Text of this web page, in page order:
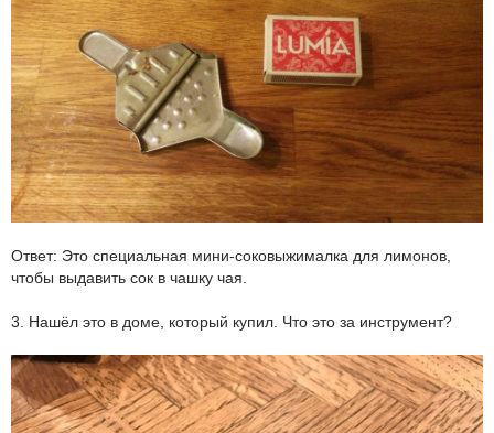
Ответ: Это специальная мини-соковыжималка для лимонов,
чтобы выдавить сок в чашку чая.
3. Нашёл это в доме, который купил. Что это за инструмент?